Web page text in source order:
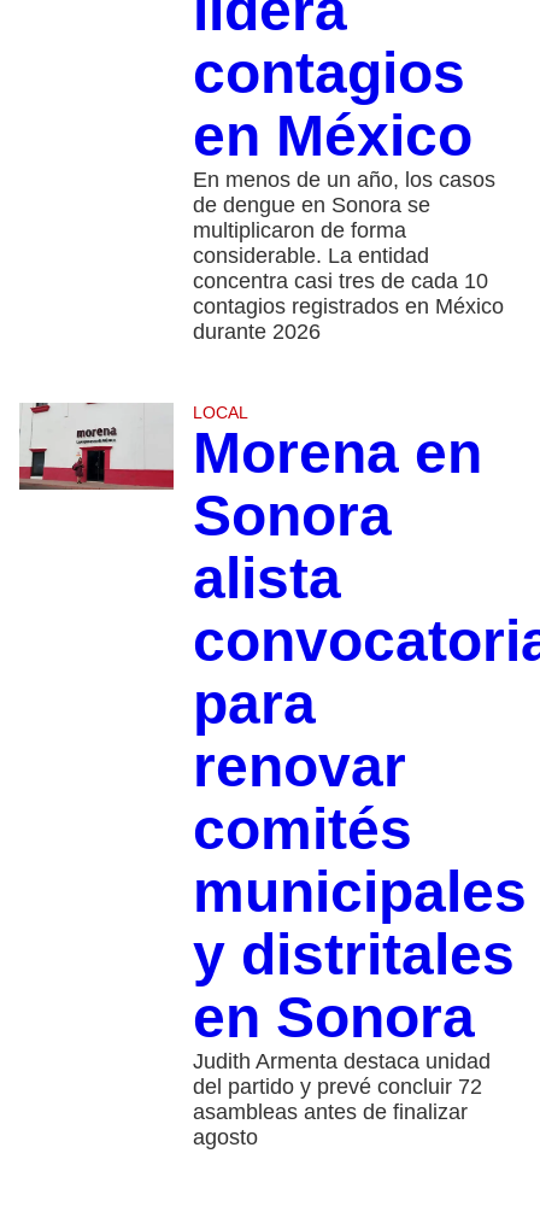
contagios
en México
En menos de un año, los casos
de dengue en Sonora se
multiplicaron de forma
considerable. La entidad
concentra casi tres de cada 10
contagios registrados en México
durante 2026
LOCAL
Morena en
Sonora
alista
para
renovar
comités
municipales
y distritales
en Sonora
Judith Armenta destaca unidad
del partido y prevé concluir 72
asambleas antes de finalizar
agosto